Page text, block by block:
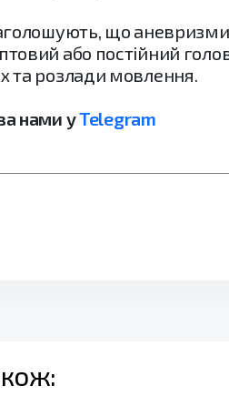
що
або постійний
та розлади мовлення.
нами уTelegram